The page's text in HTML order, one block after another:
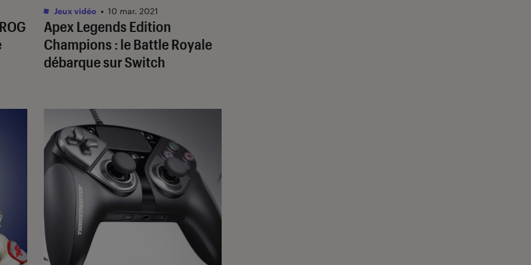
Apex Legends Edition
Champions : le Battle Royale
débarque sur Switch
Jeux vidéo • 10 mar. 2021